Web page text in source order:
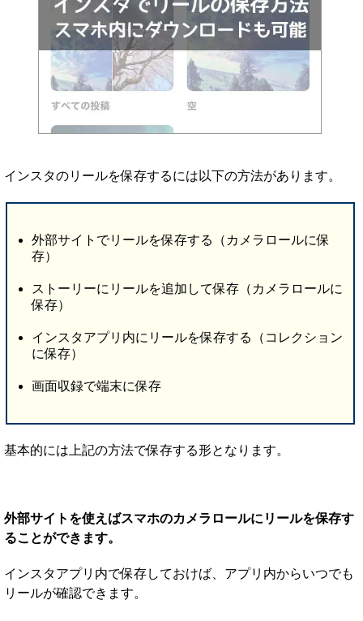
インスタのリールを保存するには以下の方法があります。
外部サイトでリールを保存する（カメラロールに保
存）
ストーリーにリールを追加して保存（カメラロールに
保存）
インスタアプリ内にリールを保存する（コレクション
に保存）
画面収録で端末に保存
基本的には上記の方法で保存する形となります。
外部サイトを使えばスマホのカメラロールにリールを保存す
ることができます。
インスタアプリ内で保存しておけば、アプリ内からいつでも
リールが確認できます。